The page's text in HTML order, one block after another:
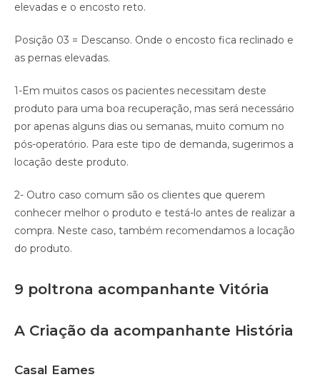
elevadas e o encosto reto.
Posição 03 = Descanso. Onde o encosto fica reclinado e
as pernas elevadas.
1-Em muitos casos os pacientes necessitam deste
produto para uma boa recuperação, mas será necessário
por apenas alguns dias ou semanas, muito comum no
pós-operatório. Para este tipo de demanda, sugerimos a
locação deste produto.
2- Outro caso comum são os clientes que querem
conhecer melhor o produto e testá-lo antes de realizar a
compra. Neste caso, também recomendamos a locação
do produto.
9 poltrona acompanhante Vitória
A Criação da acompanhante História
Casal Eames